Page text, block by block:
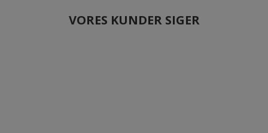
VORES KUNDER SIGER